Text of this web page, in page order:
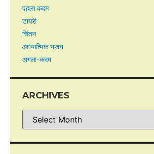
पहला कदम
डायरी
चिंतन
आध्यात्मिक भजन
अगला-कदम
ARCHIVES